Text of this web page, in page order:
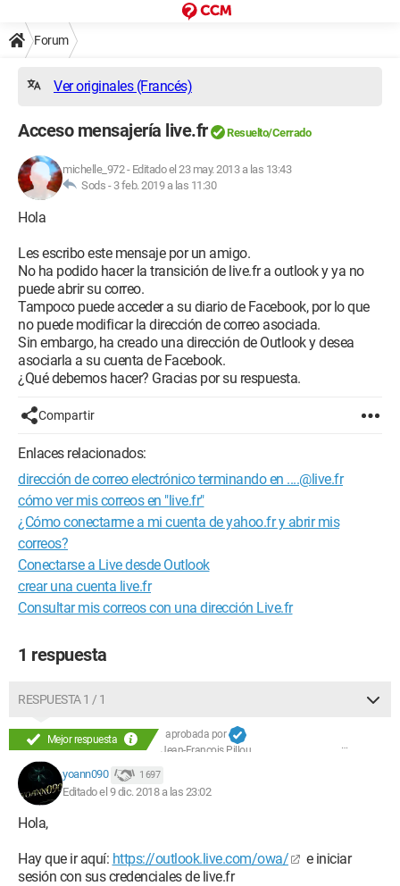
Forum
Ver originales (Francés)
Acceso mensajería live.fr Resuelto/Cerrado
michelle_972- Editado el 23 may. 2013 a las 13:43
Sods - 3 feb. 2019 a las 11:30
Hola
Les escribo este mensaje por un amigo.
No ha podido hacer la transición de live.fr a outlook y ya no
puede abrir su correo.
Tampoco puede acceder a su diario de Facebook, por lo que
no puede modificar la dirección de correo asociada.
Sin embargo, ha creado una dirección de Outlook y desea
asociarla a su cuenta de Facebook.
¿Qué debemos hacer? Gracias por su respuesta.
Compartir
Enlaces relacionados:
dirección de correo electrónico terminando en ....@live.fr
cómo ver mis correos en "live.fr"
¿Cómo conectarme a mi cuenta de yahoo.fr y abrir mis
correos?
Conectarse a Live desde Outlook
crear una cuenta live.fr
Consultar mis correos con una dirección Live.fr
1 respuesta
RESPUESTA 1 / 1
Mejor respuesta
aprobada por
Jean-François Pillou
yoann090 1 697
Editado el 9 dic. 2018 a las 23:02
Hola,
Hay que ir aquí: https://outlook.live.com/owa/
e iniciar
sesión con sus credenciales de live.fr